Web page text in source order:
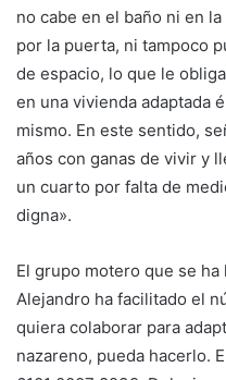
no cabe en el baño ni en
por la puerta, ni tampoco
de espacio, lo que le
en una vivienda adaptada
mismo. En este sentido,
años con ganas de vivir y
un cuarto por falta de
digna».
El grupo motero que se
Alejandro ha facilitado el
quiera colaborar para
nazareno, pueda hacerlo.